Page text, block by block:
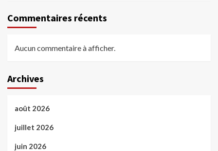
Commentaires récents
Aucun commentaire à afficher.
Archives
août 2026
juillet 2026
juin 2026